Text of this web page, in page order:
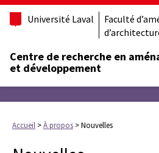
Université Laval
Faculté
Centre de recherche en
et développement
Accueil >À propos >Nouvelles